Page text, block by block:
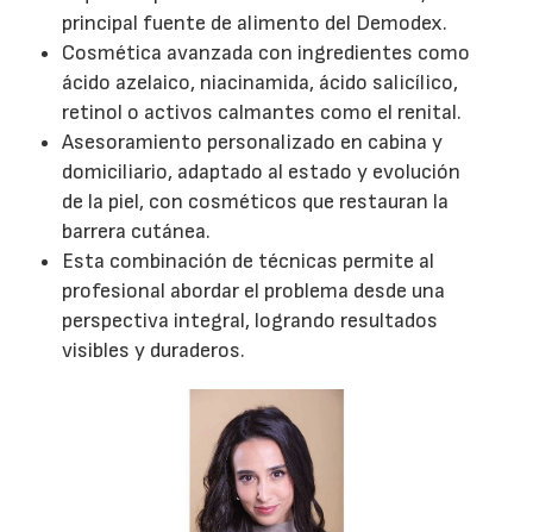
principal fuente de alimento del Demodex.
Cosmética avanzada con ingredientes como
ácido azelaico, niacinamida, ácido salicílico,
retinol o activos calmantes como el renital.
Asesoramiento personalizado en cabina y
domiciliario, adaptado al estado y evolución
de la piel, con cosméticos que restauran la
barrera cutánea.
Esta combinación de técnicas permite al
profesional abordar el problema desde una
perspectiva integral, logrando resultados
visibles y duraderos.